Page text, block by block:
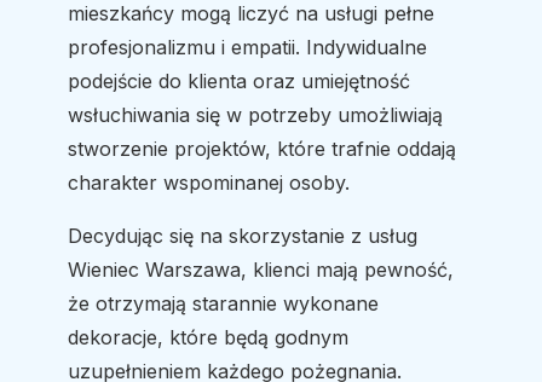
mieszkańcy mogą liczyć na usługi pełne
profesjonalizmu i empatii. Indywidualne
podejście do klienta oraz umiejętność
wsłuchiwania się w potrzeby umożliwiają
stworzenie projektów, które trafnie oddają
charakter wspominanej osoby.
Decydując się na skorzystanie z usług
Wieniec Warszawa, klienci mają pewność,
że otrzymają starannie wykonane
dekoracje, które będą godnym
uzupełnieniem każdego pożegnania.